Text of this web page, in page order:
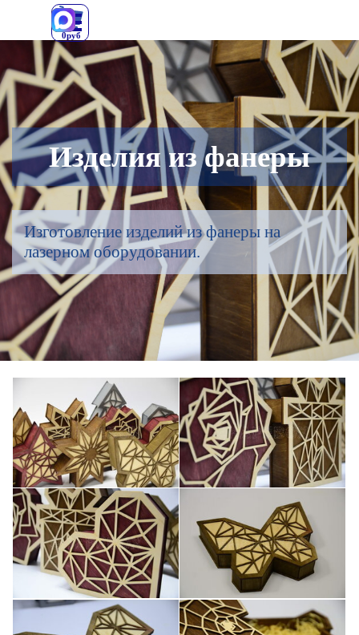
Перейти к контенту
0руб
Изделия из фанеры
Изготовление изделий из фанеры на
лазерном оборудовании.